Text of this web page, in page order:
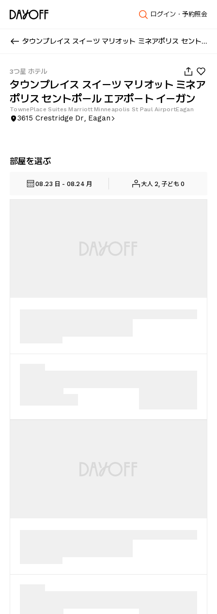
ログイン・予約照会
タウンプレイス スイーツ マリオット ミネアポリス セントポール エアポート イーガン
3つ星 ホテル
タウンプレイス スイーツ マリオット ミネア
ポリス セントポール エアポート イーガン
TownePlace Suites Marriott Minneapolis St Paul AirportEagan
3615 Crestridge Dr, Eagan
部屋を選ぶ
08.23 日 - 08.24 月 大人 2, 子ども 0